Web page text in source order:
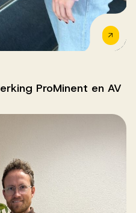
ProMinent en AV